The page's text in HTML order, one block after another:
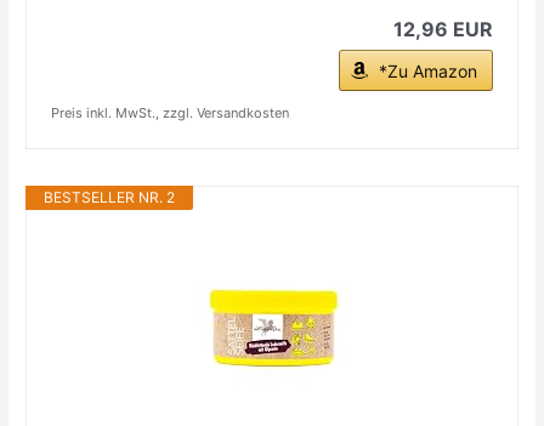
12,96 EUR
*Zu Amazon
Preis inkl. MwSt., zzgl. Versandkosten
BESTSELLER NR. 2